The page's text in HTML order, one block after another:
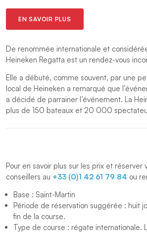
EN SAVOIR PLUS
De renommée internationale et
Heineken Regatta est un rendez-vous
Elle a débuté, comme souvent, par une
local de Heineken a remarqué que
a décidé de parrainer l’événement. La
plus de 150 bateaux et 20 000
Les courses sont parrainées par la
selon le système de handicap (ou rating).
navigation s’étend le long des côtes de
en passant par la baie de Marigot.
A l’issue de chaque course, les
tambours et de la soca. L’ambiance
qui a lieu le dimanche soir.
Pour en savoir plus sur les prix et réserver
conseillers au +33 (0)1 42 61 79 84 ou
Base : Saint-Martin
Période de réservation suggérée : huit
fin de la course.
Type de course : régate internationale.